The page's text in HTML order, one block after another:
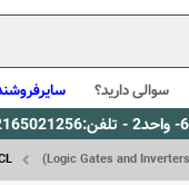
سوالی دارید؟